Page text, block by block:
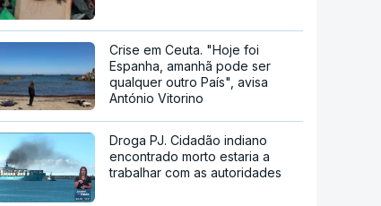
Crise em Ceuta. "Hoje foi
Espanha, amanhã pode ser
qualquer outro País", avisa
António Vitorino
Droga PJ. Cidadão indiano
encontrado morto estaria a
trabalhar com as autoridades